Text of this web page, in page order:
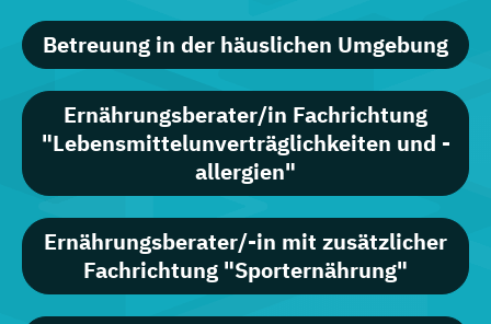
Betreuung in der häuslichen Umgebung
Ernährungsberater/in Fachrichtung
"Lebensmittelunverträglichkeiten und -
allergien"
Ernährungsberater/-in mit zusätzlicher
Fachrichtung "Sporternährung"